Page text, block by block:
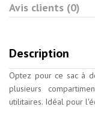
Avis clients (0)
Description
Optez pour ce sac à
plusieurs
utilitaires. Idéal pour